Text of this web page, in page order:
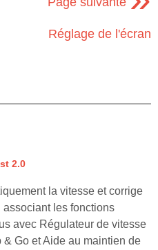
Réglage de l'écran
2.0
la vitesse et corrige
associant les fonctions
avec Régulateur de vitesse
Go et Aide au maintien de